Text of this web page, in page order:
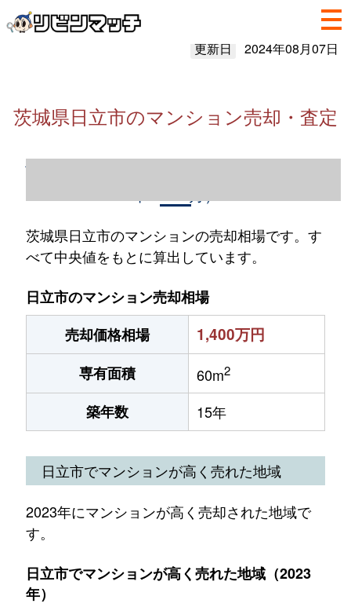
更新日 2024年08月07日
茨城県日立市のマンション売却・査定
茨城県日立市のマンション売却情報（2023
茨城県日立市のマンションの売却相場です。す
べて中央値をもとに算出しています。
日立市のマンション売却相場
売却価格相場
1,400万円
専有面積 60m2
築年数 15年
日立市でマンションが高く売れた地域
2023年にマンションが高く売却された地域で
す。
日立市でマンションが高く売れた地域（2023
年）